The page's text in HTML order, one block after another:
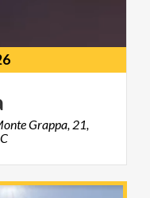
Grappa, 21,